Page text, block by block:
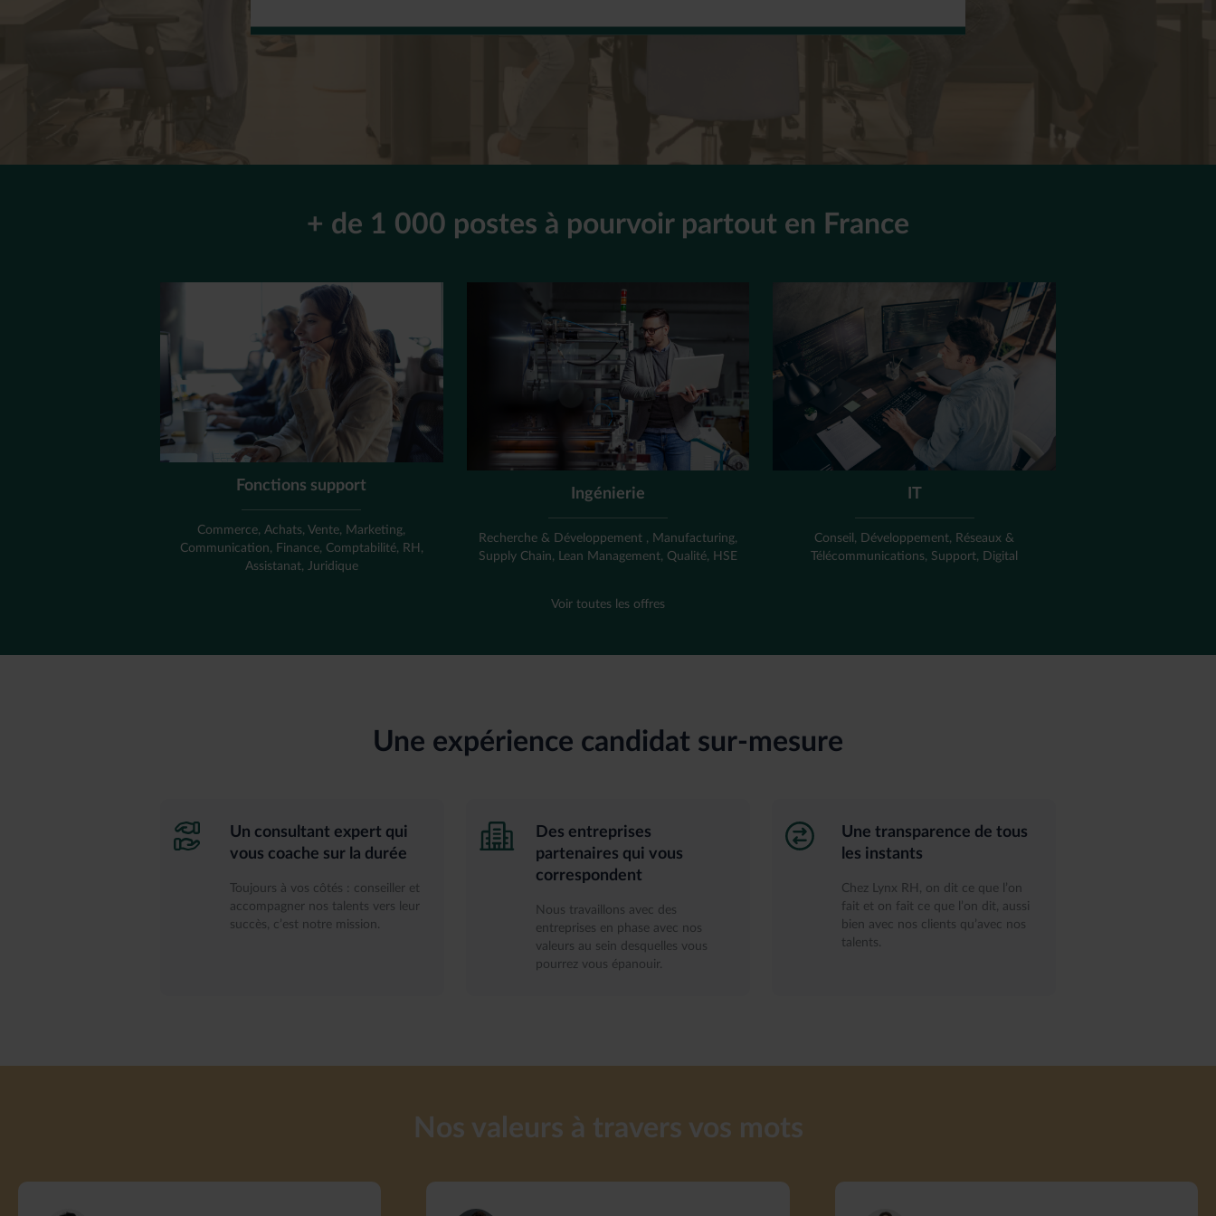
+ de 1 000 postes à pourvoir partout en France
Fonctions support
Commerce, Achats, Vente, Marketing,
Communication, Finance, Comptabilité, RH,
Assistanat, Juridique
Ingénierie
Recherche & Développement , Manufacturing,
Supply Chain, Lean Management, Qualité, HSE
Conseil, Développement, Réseaux &
Télécommunications, Support, Digital
Voir toutes les offres
Une expérience candidat sur-mesure
Un consultant expert qui
vous coache sur la durée
Toujours à vos côtés : conseiller et
accompagner nos talents vers leur
succès, c’est notre mission.
Des entreprises
partenaires qui vous
correspondent
Nous travaillons avec des
entreprises en phase avec nos
valeurs au sein desquelles vous
pourrez vous épanouir.
Une transparence de tous
les instants
Chez Lynx RH, on dit ce que l’on
fait et on fait ce que l’on dit, aussi
bien avec nos clients qu’avec nos
talents.
Nos valeurs à travers vos mots